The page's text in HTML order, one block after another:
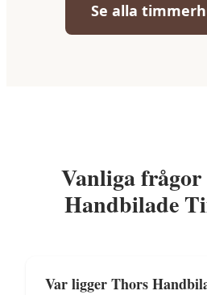
Se alla
Vanliga frågor
Handbilade
Var ligger Thors